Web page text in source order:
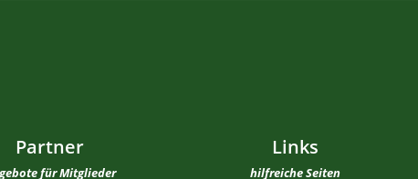
Partner
für Mitglieder
Links
hilfreiche Seiten